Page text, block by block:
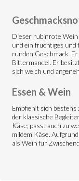
Dieser rubinrote
und ein fruchtiges
runden Geschmack.
Bittermandel. Er
sich weich und
Essen & Wein
Empfiehlt sich
der klassische
Käse; passt auch zu
mildem Käse.
als Wein für